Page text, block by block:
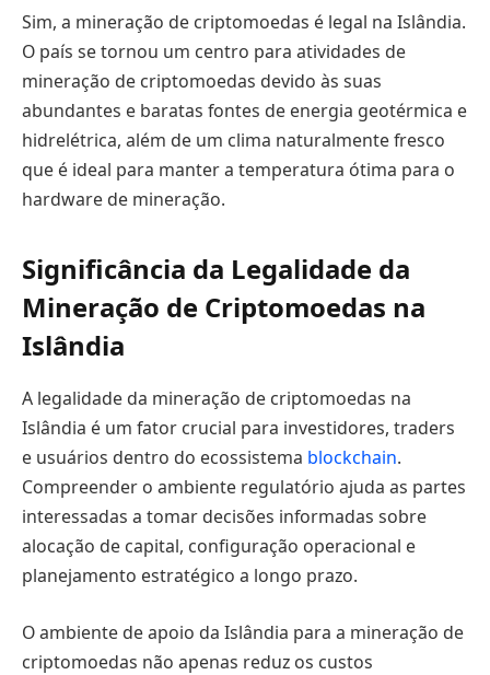
Sim, a mineração de criptomoedas é legal na Islândia.
O país se tornou um centro para atividades de
mineração de criptomoedas devido às suas
abundantes e baratas fontes de energia geotérmica e
hidrelétrica, além de um clima naturalmente fresco
que é ideal para manter a temperatura ótima para o
hardware de mineração.
Significância da Legalidade da
Mineração de Criptomoedas na
Islândia
A legalidade da mineração de criptomoedas na
Islândia é um fator crucial para investidores, traders
e usuários dentro do ecossistema blockchain.
Compreender o ambiente regulatório ajuda as partes
interessadas a tomar decisões informadas sobre
alocação de capital, configuração operacional e
planejamento estratégico a longo prazo.
O ambiente de apoio da Islândia para a mineração de
criptomoedas não apenas reduz os custos